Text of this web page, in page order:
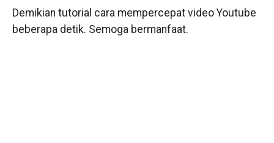
Demikian tutorial cara mempercepat video Youtube
beberapa detik. Semoga bermanfaat.